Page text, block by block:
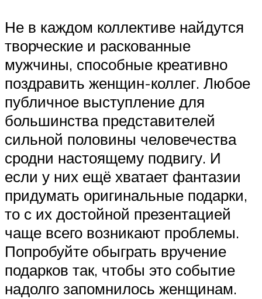
Не в каждом коллективе найдутся
творческие и раскованные
мужчины, способные креативно
поздравить женщин-коллег. Любое
публичное выступление для
большинства представителей
сильной половины человечества
сродни настоящему подвигу. И
если у них ещё хватает фантазии
придумать оригинальные подарки,
то с их достойной презентацией
чаще всего возникают проблемы.
Попробуйте обыграть вручение
подарков так, чтобы это событие
надолго запомнилось женщинам.